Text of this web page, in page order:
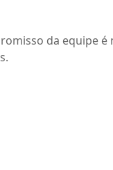
da equipe